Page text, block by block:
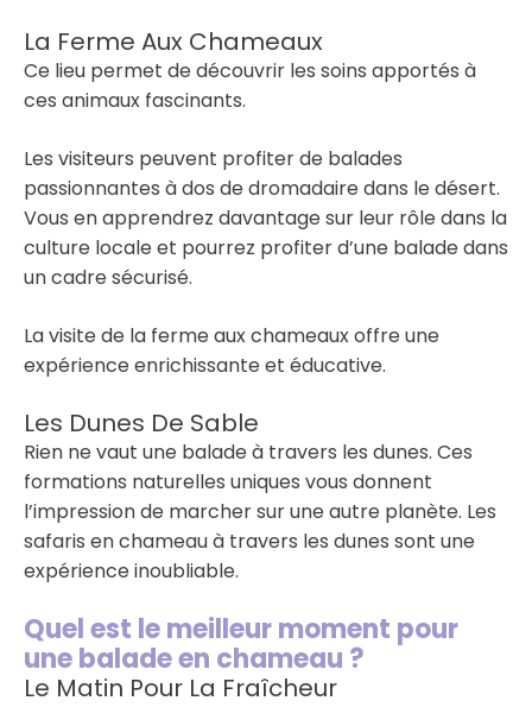
La Ferme Aux Chameaux
Ce lieu permet de découvrir les soins apportés à
ces animaux fascinants.
Les visiteurs peuvent profiter de balades
passionnantes à dos de dromadaire dans le désert.
Vous en apprendrez davantage sur leur rôle dans la
culture locale et pourrez profiter d’une balade dans
un cadre sécurisé.
La visite de la ferme aux chameaux offre une
expérience enrichissante et éducative.
Les Dunes De Sable
Rien ne vaut une balade à travers les dunes. Ces
formations naturelles uniques vous donnent
l’impression de marcher sur une autre planète. Les
safaris en chameau à travers les dunes sont une
expérience inoubliable.
Quel est le meilleur moment pour
une balade en chameau ?
Le Matin Pour La Fraîcheur